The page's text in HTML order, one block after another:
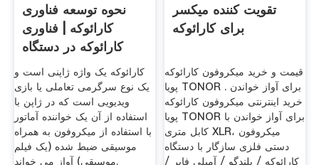
نحوه توسعه فناوری
کارائوکه | فناوری
کارائوکه در دستگاه
های
کارائوکه یک واژه ژاپنی است و
یک نوع سرگرمی تعاملی یا بازی
ویدیویی است که در ژاپن با
استفاده از آن یک خواننده آماتور
با استفاده از میکروفون به همراه
موسیقی ضبط شده (یک فیلم
موسیقی) آواز می خواند.
تقویت کننده میکسر
برای کارائوکه
قیمت و خرید میکروفون کارائوکه
پویا TONOR برای آواز خواندن .
خرید اینترنتی میکروفون کارائوکه
پویا TONOR برای آواز خواندن با
کابل متری XLR، میکروفون
دستی فلزی سازگار با دستگاه
کارائوکه / بلندگو / آمپلی فایر /